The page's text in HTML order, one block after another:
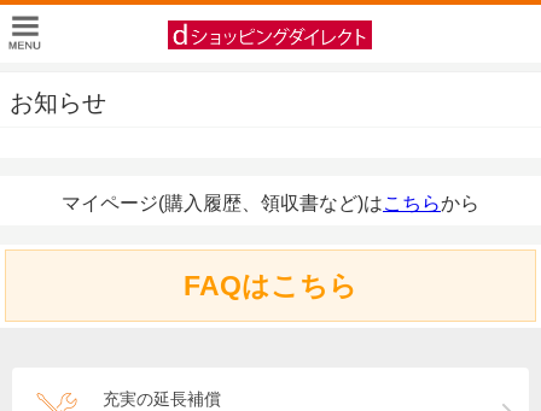
お知らせ
マイページ(購入履歴、領収書など)はこちらから
FAQはこちら
充実の延長補償